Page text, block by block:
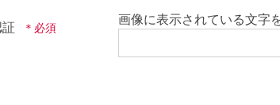
画像に表示されている文字